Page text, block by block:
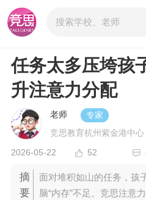
任务太多压垮孩
升注意力分配
老师
专家
竞思教育杭州紫金港中心
2026-05-22 52
摘
要
面对堆积如山的任务，孩
脑“内存”不足。竞思注意